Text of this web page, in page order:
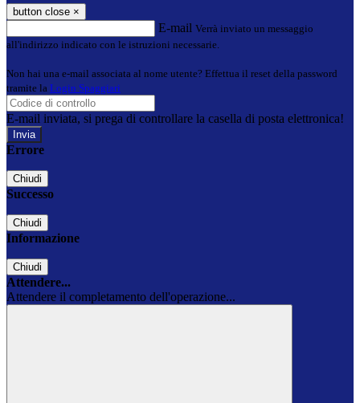
button close ×
E-mail Verrà inviato un messaggio
all'indirizzo indicato con le istruzioni necessarie.
Non hai una e-mail associata al nome utente? Effettua il reset della password
tramite la Login Spaggiari
E-mail inviata, si prega di controllare la casella di posta elettronica!
Errore
Chiudi
Successo
Chiudi
Informazione
Chiudi
Attendere...
Attendere il completamento dell'operazione...